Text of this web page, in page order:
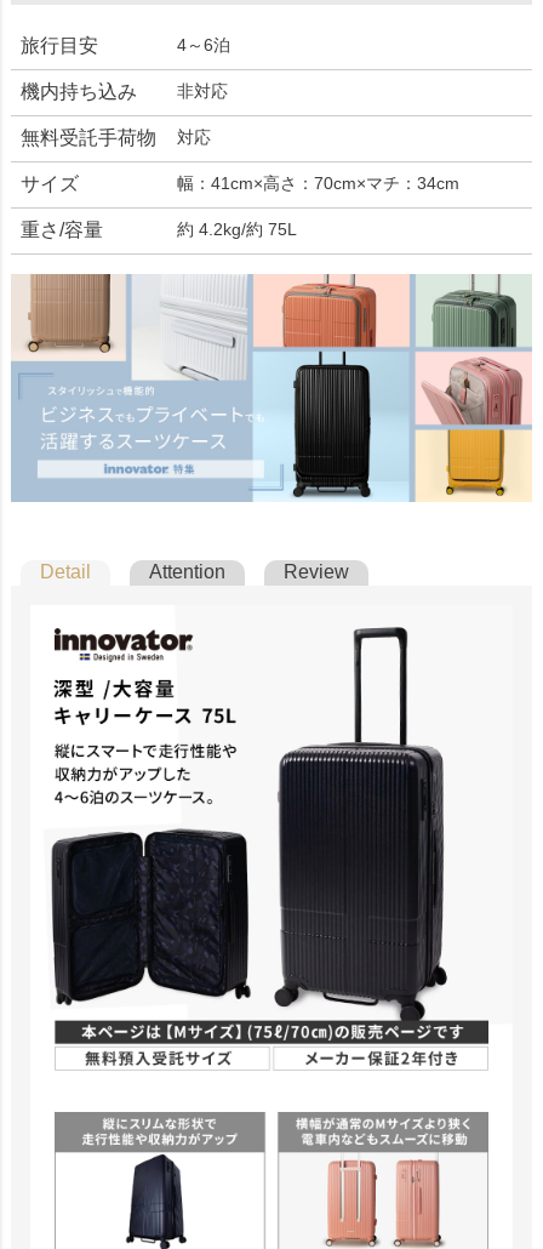
旅行目安 4～6泊
機内持ち込み 非対応
無料受託手荷物 対応
サイズ 幅：41cm×高さ：70cm×マチ：34cm
重さ/容量 約 4.2kg/約 75L
Detail Attention Review